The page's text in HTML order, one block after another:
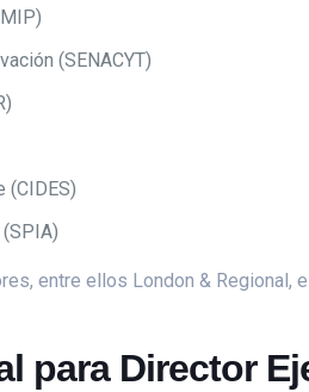
(SENACYT)
(CIDES)
entre ellos London & Regional,
para Director